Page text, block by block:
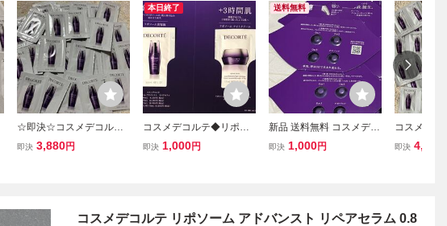
☆即決☆コスメデコルテ
リポソーム アドバンスト
即決 3,880円
本日終了
コスメデコルテ◆リポソ
ーム アドバンスト リペア
即決 1,000円
送料無料
新品 送料無料 コスメデコ
ルテ リポソーム アドバン
即決 1,000円
コスメデコ
ム アドバ
即決 4,280
コスメデコルテ リポソーム アドバンスト リペアセラム 0.8